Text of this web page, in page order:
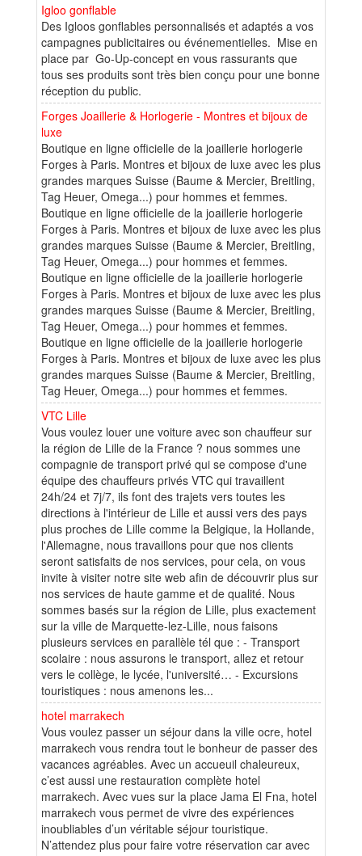
Igloo gonflable
Des Igloos gonflables personnalisés et adaptés a vos
campagnes publicitaires ou événementielles. Mise en
place par Go-Up-concept en vous rassurants que
tous ses produits sont très bien conçu pour une bonne
réception du public.
Forges Joaillerie & Horlogerie - Montres et bijoux de
luxe
Boutique en ligne officielle de la joaillerie horlogerie
Forges à Paris. Montres et bijoux de luxe avec les plus
grandes marques Suisse (Baume & Mercier, Breitling,
Tag Heuer, Omega...) pour hommes et femmes.
Boutique en ligne officielle de la joaillerie horlogerie
Forges à Paris. Montres et bijoux de luxe avec les plus
grandes marques Suisse (Baume & Mercier, Breitling,
Tag Heuer, Omega...) pour hommes et femmes.
Boutique en ligne officielle de la joaillerie horlogerie
Forges à Paris. Montres et bijoux de luxe avec les plus
grandes marques Suisse (Baume & Mercier, Breitling,
Tag Heuer, Omega...) pour hommes et femmes.
Boutique en ligne officielle de la joaillerie horlogerie
Forges à Paris. Montres et bijoux de luxe avec les plus
grandes marques Suisse (Baume & Mercier, Breitling,
Tag Heuer, Omega...) pour hommes et femmes.
VTC Lille
Vous voulez louer une voiture avec son chauffeur sur
la région de Lille de la France ? nous sommes une
compagnie de transport privé qui se compose d'une
équipe des chauffeurs privés VTC qui travaillent
24h/24 et 7j/7, ils font des trajets vers toutes les
directions à l'intérieur de Lille et aussi vers des pays
plus proches de Lille comme la Belgique, la Hollande,
l'Allemagne, nous travaillons pour que nos clients
seront satisfaits de nos services, pour cela, on vous
invite à visiter notre site web afin de découvrir plus sur
nos services de haute gamme et de qualité. Nous
sommes basés sur la région de Lille, plus exactement
sur la ville de Marquette-lez-Lille, nous faisons
plusieurs services en parallèle tél que : - Transport
scolaire : nous assurons le transport, allez et retour
vers le collège, le lycée, l'université… - Excursions
touristiques : nous amenons les...
hotel marrakech
Vous voulez passer un séjour dans la ville ocre, hotel
marrakech vous rendra tout le bonheur de passer des
vacances agréables. Avec un accueuil chaleureux,
c’est aussi une restauration complète hotel
marrakech. Avec vues sur la place Jama El Fna, hotel
marrakech vous permet de vivre des expériences
inoubliables d’un véritable séjour touristique.
N’attendez plus pour faire votre réservation car avec